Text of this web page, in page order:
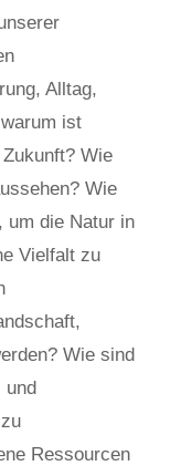
Alltag,
ist
Wie
Wie
um die Natur in
Vielfalt zu
Wie sind
und
Ressourcen